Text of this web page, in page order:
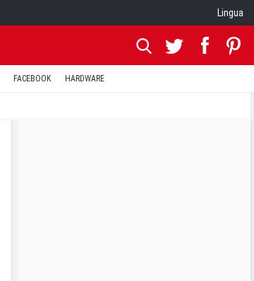
Lingua
FACEBOOK HARDWARE